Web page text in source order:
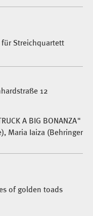
Streichquartett
12
A BIG BONANZA"
Maria Iaiza (Behringer
of golden toads